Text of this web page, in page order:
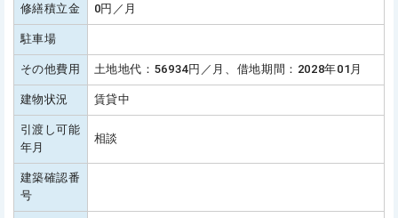
修繕積立金 0円／月
駐車場
その他費用 土地地代：56934円／月、借地期間：2028年01月
建物状況 賃貸中
引渡し可能
年月
相談
建築確認番
号